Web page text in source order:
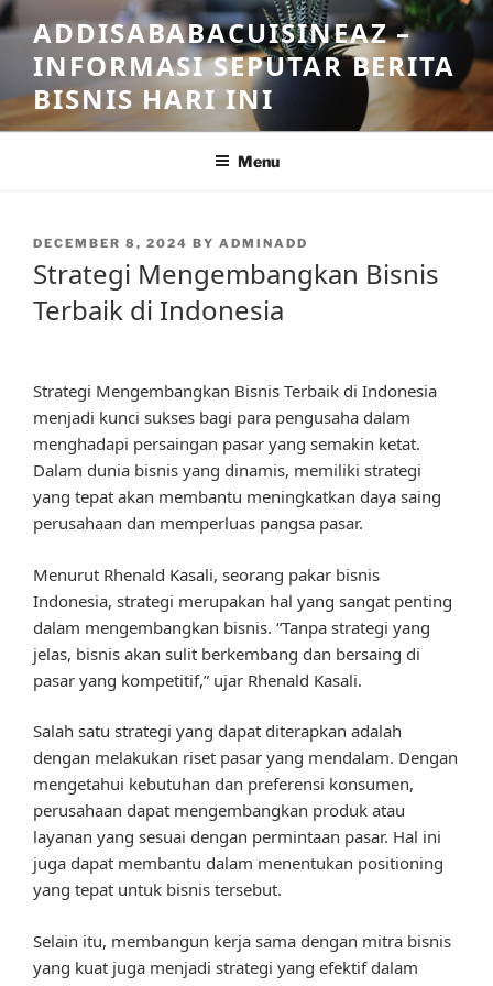
Skip
to
content
ADDISABABACUISINEAZ –
INFORMASI SEPUTAR BERITA
BISNIS HARI INI
Menu
POSTED
DECEMBER 8, 2024 BY ADMINADD
Strategi Mengembangkan Bisnis
Terbaik di Indonesia
Strategi Mengembangkan Bisnis Terbaik di Indonesia
menjadi kunci sukses bagi para pengusaha dalam
menghadapi persaingan pasar yang semakin ketat.
Dalam dunia bisnis yang dinamis, memiliki strategi
yang tepat akan membantu meningkatkan daya saing
perusahaan dan memperluas pangsa pasar.
Menurut Rhenald Kasali, seorang pakar bisnis
Indonesia, strategi merupakan hal yang sangat penting
dalam mengembangkan bisnis. “Tanpa strategi yang
jelas, bisnis akan sulit berkembang dan bersaing di
pasar yang kompetitif,” ujar Rhenald Kasali.
Salah satu strategi yang dapat diterapkan adalah
dengan melakukan riset pasar yang mendalam. Dengan
mengetahui kebutuhan dan preferensi konsumen,
perusahaan dapat mengembangkan produk atau
layanan yang sesuai dengan permintaan pasar. Hal ini
juga dapat membantu dalam menentukan positioning
yang tepat untuk bisnis tersebut.
Selain itu, membangun kerja sama dengan mitra bisnis
yang kuat juga menjadi strategi yang efektif dalam